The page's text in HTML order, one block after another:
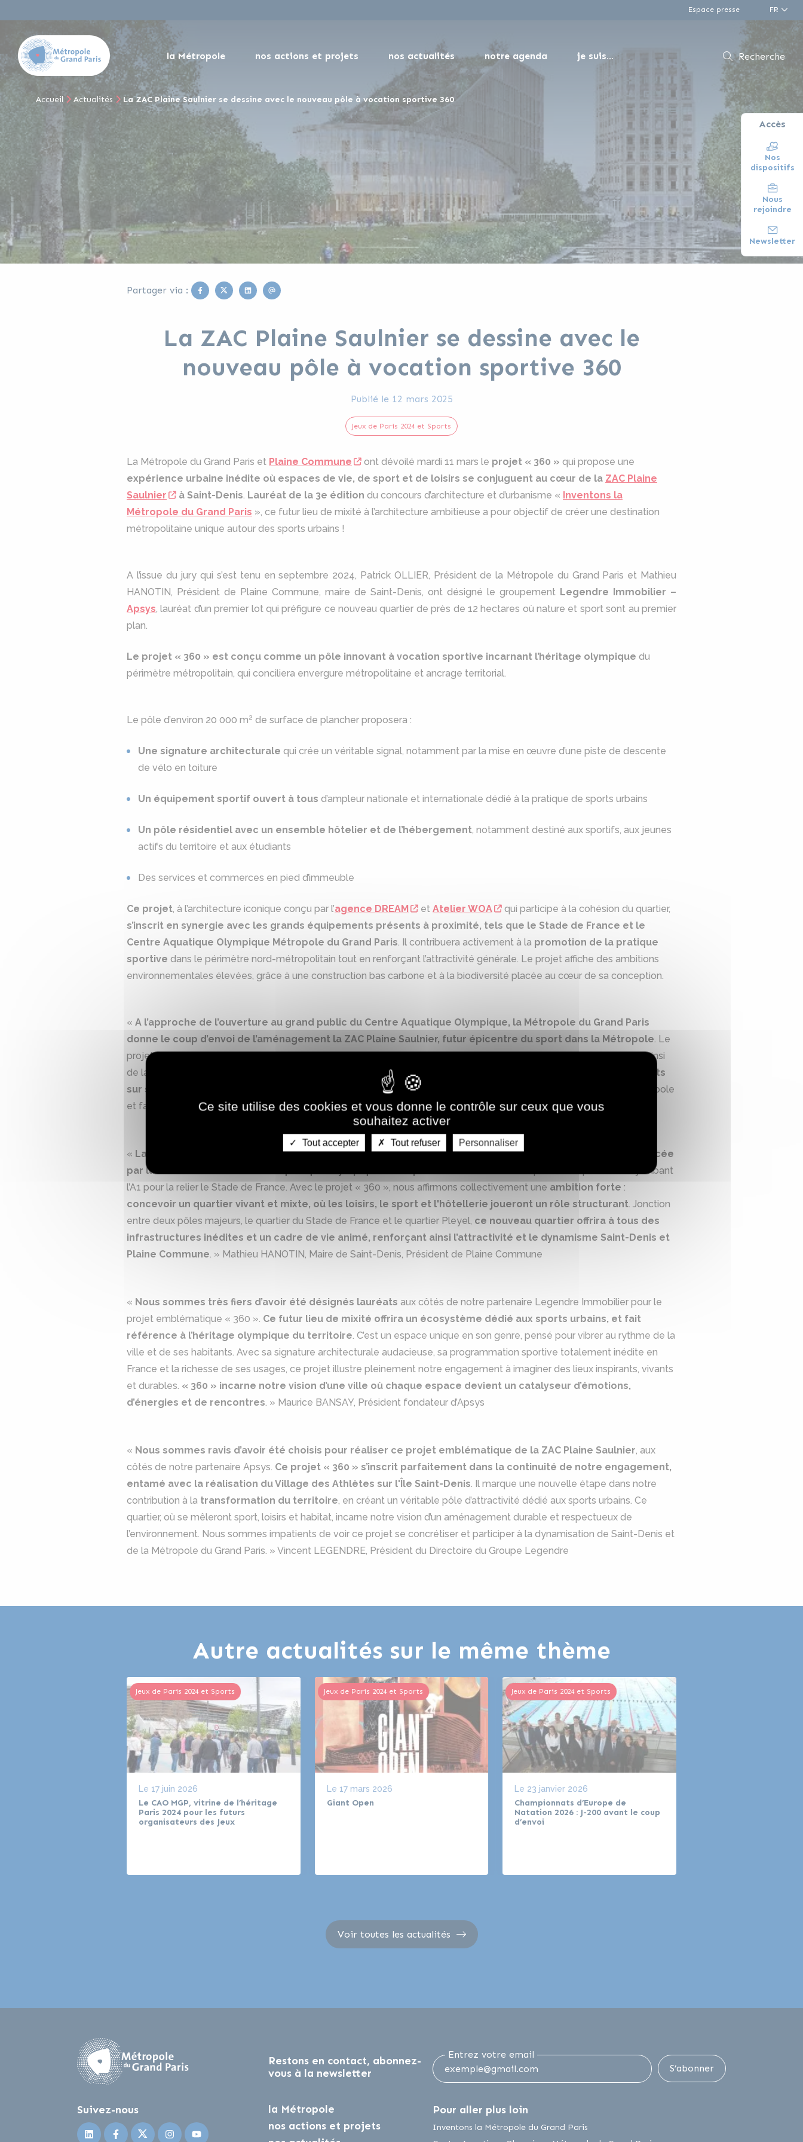
Espace presse FR
la Métropole nos actions et projets nos actualités notre agenda je suis... Recherche
Accueil Actualités La ZAC Plaine Saulnier se dessine avec le nouveau pôle à vocation sportive 360
Accès
Nos
dispositifs
Nous
rejoindre
Newsletter
Partager via : Facebook
TwitterLinkedinEmail
La ZAC Plaine Saulnier se dessine avec le
nouveau pôle à vocation sportive 360
Publié le 12 mars 2025
Jeux de Paris 2024 et Sports
La Métropole du Grand Paris et Plaine Commune ont dévoilé mardi 11 mars le projet « 360 » qui propose une
expérience urbaine inédite où espaces de vie, de sport et de loisirs se conjuguent au cœur de la ZAC Plaine
Saulnier
à Saint-Denis. Lauréat de la 3e édition du concours d’architecture et d’urbanisme « Inventons la
Métropole du Grand Paris », ce futur lieu de mixité à l’architecture ambitieuse a pour objectif de créer une destination
métropolitaine unique autour des sports urbains !
A l’issue du jury qui s’est tenu en septembre 2024, Patrick OLLIER, Président de la Métropole du Grand Paris et Mathieu
HANOTIN, Président de Plaine Commune, maire de Saint-Denis, ont désigné le groupement Legendre Immobilier –
Apsys, lauréat d’un premier lot qui préfigure ce nouveau quartier de près de 12 hectares où nature et sport sont au premier
plan.
Le projet « 360 » est conçu comme un pôle innovant à vocation sportive incarnant l’héritage olympique du
périmètre métropolitain, qui conciliera envergure métropolitaine et ancrage territorial.
Le pôle d’environ 20 000 m² de surface de plancher proposera :
Une signature architecturale qui crée un véritable signal, notamment par la mise en œuvre d’une piste de descente
de vélo en toiture
Un équipement sportif ouvert à tous d’ampleur nationale et internationale dédié à la pratique de sports urbains
Un pôle résidentiel avec un ensemble hôtelier et de l’hébergement, notamment destiné aux sportifs, aux jeunes
actifs du territoire et aux étudiants
Des services et commerces en pied d’immeuble
Ce projet, à l’architecture iconique conçu par l’agence DREAM et Atelier WOA
qui participe à la cohésion du quartier,
s’inscrit en synergie avec les grands équipements présents à proximité, tels que le Stade de France et le
Centre Aquatique Olympique Métropole du Grand Paris. Il contribuera activement à la promotion de la pratique
sportive dans le périmètre nord-métropolitain tout en renforçant l’attractivité générale. Le projet affiche des ambitions
environnementales élevées, grâce à une construction bas carbone et à la biodiversité placée au cœur de sa conception.
« A l’approche de l’ouverture au grand public du Centre Aquatique Olympique, la Métropole du Grand Paris
donne le coup d’envoi de l’aménagement la ZAC Plaine Saulnier, futur épicentre du sport dans la Métropole. Le
projet « 360 » sera une véritablevitrine de notre capacité à aménager avec ambition et efficacité, répondant ainsi
de la
promesse de notre programme « Inventons la Métropole du Grand Paris »
91 projets lauréats
sur ses 3 éditions
! Je me réjouis de voir ce nouvel équipement sortir de terre pour diversifier l’offre sportive en Métropole
et faire émerger le quartier comme un lieu de vie ! », Patrick OLLIER, Président de la Métropole du Grand Paris.
« La Plaine Saulnier devient un nouveau quartier à part entière de Saint-Denis. Cette
amorcée
par la construction du Centre Aquatique Olympique Métropole du Grand Paris
et la passerelle piétonne enjambant
l’A1 pour la relier le Stade de France. Avec le projet « 360 », nous affirmons collectivement une ambition forte :
concevoir un quartier vivant et mixte, où les loisirs, le sport et l'hôtellerie joueront un rôle structurant. Jonction
entre deux pôles majeurs, le quartier du Stade de France et le quartier Pleyel, ce nouveau quartier offrira à tous des
infrastructures inédites et un cadre de vie animé, renforçant ainsi l’attractivité et le dynamisme Saint-Denis et
Plaine Commune. » Mathieu HANOTIN, Maire de Saint-Denis, Président de Plaine Commune
« Nous sommes très fiers d’avoir été désignés lauréats aux côtés de notre partenaire Legendre Immobilier pour le
projet emblématique « 360 ». Ce futur lieu de mixité offrira un écosystème dédié aux sports urbains, et fait
référence à l’héritage olympique du territoire. C’est un espace unique en son genre, pensé pour vibrer au rythme de la
ville et de ses habitants. Avec sa signature architecturale audacieuse, sa programmation sportive totalement inédite en
France et la richesse de ses usages, ce projet illustre pleinement notre engagement à imaginer des lieux inspirants, vivants
et durables. « 360 » incarne notre vision d’une ville où chaque espace devient un catalyseur d’émotions,
d’énergies et de rencontres. » Maurice BANSAY, Président fondateur d’Apsys
« Nous sommes ravis d’avoir été choisis pour réaliser ce projet emblématique de la ZAC Plaine Saulnier, aux
côtés de notre partenaire Apsys. Ce projet « 360 » s’inscrit parfaitement dans la continuité de notre engagement,
entamé avec la réalisation du Village des Athlètes sur l'Île Saint-Denis. Il marque une nouvelle étape dans notre
contribution à la transformation du territoire, en créant un véritable pôle d’attractivité dédié aux sports urbains. Ce
quartier, où se mêleront sport, loisirs et habitat, incarne notre vision d’un aménagement durable et respectueux de
l’environnement. Nous sommes impatients de voir ce projet se concrétiser et participer à la dynamisation de Saint-Denis et
de la Métropole du Grand Paris. » Vincent LEGENDRE, Président du Directoire du Groupe Legendre
Autre actualités sur le même thème
Le CAO MGP, vitrine de l’héritage
Paris 2024 pour les futurs
organisateurs des Jeux
Le17 juin 2026
Jeux de Paris 2024 et Sports
Giant Open
Le 17 mars 2026
Jeux de Paris 2024 et Sports
Championnats d’Europe de
Natation 2026 : J-200 avant le coup
d’envoi
Le 23 janvier 2026
Jeux de Paris 2024 et Sports
Voir toutes les actualités
Restons en contact, abonnez-
vous à la newsletter
Entrez votre email
S’abonner
Suivez-nous
Suivez-nous sur Linkedin
Suivez-nous sur Facebook
Suivez-nous sur Twitter
Suivez-nous sur Instagram
Suivez-nous sur Youtube
la Métropole
nos actions et projets
Pour aller plus loin
Inventons la Métropole du Grand Paris
Ce site utilise des cookies et vous donne le contrôle sur ceux que vous
souhaitez activer
Tout accepter Tout refuser Personnaliser